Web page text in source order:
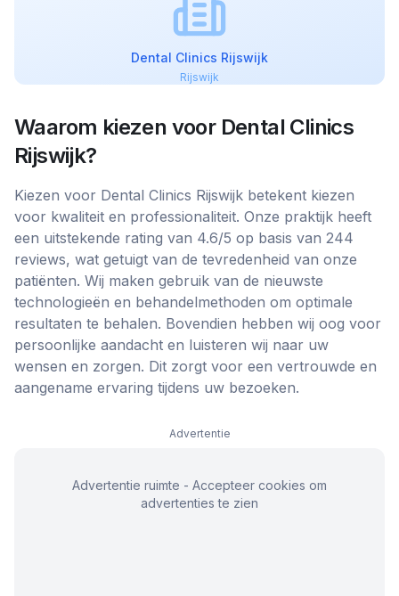
Dental Clinics Rijswijk
Rijswijk
Waarom kiezen voor Dental Clinics
Rijswijk?
Kiezen voor Dental Clinics Rijswijk betekent kiezen
voor kwaliteit en professionaliteit. Onze praktijk heeft
een uitstekende rating van 4.6/5 op basis van 244
reviews, wat getuigt van de tevredenheid van onze
patiënten. Wij maken gebruik van de nieuwste
technologieën en behandelmethoden om optimale
resultaten te behalen. Bovendien hebben wij oog voor
persoonlijke aandacht en luisteren wij naar uw
wensen en zorgen. Dit zorgt voor een vertrouwde en
aangename ervaring tijdens uw bezoeken.
Advertentie
Advertentie ruimte - Accepteer cookies om
advertenties te zien